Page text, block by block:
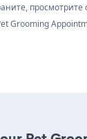
Grooming